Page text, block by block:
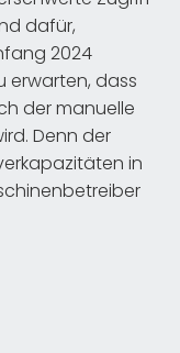
dafür,
2024
erwarten, dass
der manuelle
Denn der
in